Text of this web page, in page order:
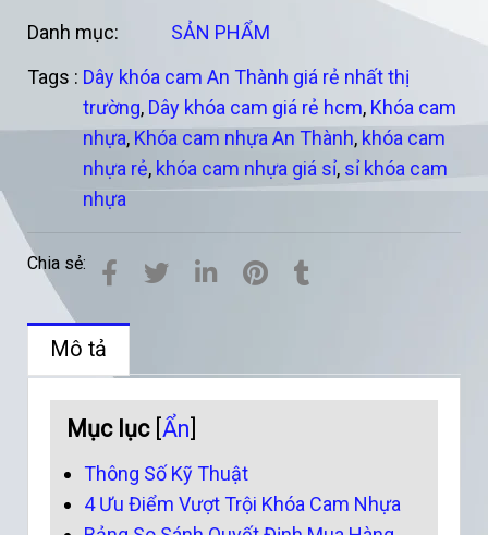
Danh mục:
SẢN PHẨM
Tags : Dây khóa cam An Thành giá rẻ nhất thị
trường, Dây khóa cam giá rẻ hcm, Khóa cam
nhựa, Khóa cam nhựa An Thành, khóa cam
nhựa rẻ, khóa cam nhựa giá sỉ, sỉ khóa cam
nhựa
Chia sẻ:
Mô tả
Mục lục Ẩn
Thông Số Kỹ Thuật
4 Ưu Điểm Vượt Trội Khóa Cam Nhựa